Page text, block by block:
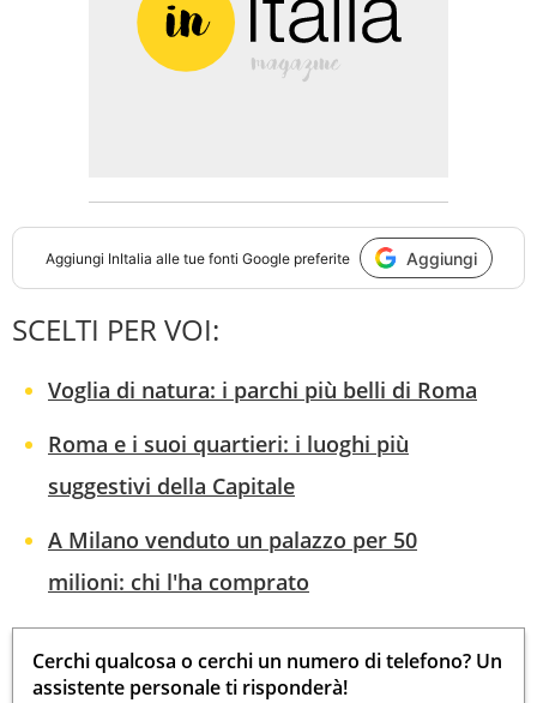
Aggiungi InItalia alle tue fonti Google preferite Aggiungi
SCELTI PER VOI:
Voglia di natura: i parchi più belli di Roma
Roma e i suoi quartieri: i luoghi più
suggestivi della Capitale
A Milano venduto un palazzo per 50
milioni: chi l'ha comprato
Cerchi qualcosa o cerchi un numero di telefono? Un
assistente personale ti risponderà!